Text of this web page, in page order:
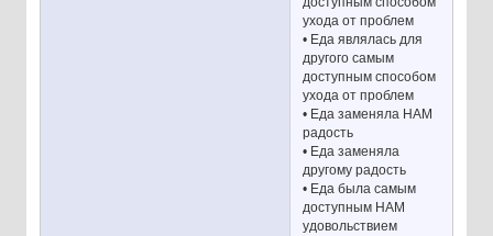
ухода от проблем
• Еда являлась для
другого самым
доступным способом
ухода от проблем
• Еда заменяла НАМ
радость
• Еда заменяла
другому радость
• Еда была самым
доступным НАМ
удовольствием